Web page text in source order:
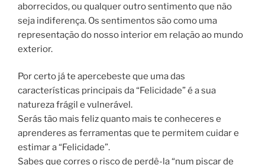
aborrecidos, ou qualquer outro sentimento que não
seja indiferença. Os sentimentos são como uma
representação do nosso interior em relação ao mundo
exterior.
Por certo já te apercebeste que uma das
características principais da “Felicidade” é a sua
natureza frágil e vulnerável.
Serás tão mais feliz quanto mais te conheceres e
aprenderes as ferramentas que te permitem cuidar e
estimar a “Felicidade”.
Sabes que corres o risco de perdê-la “num piscar de